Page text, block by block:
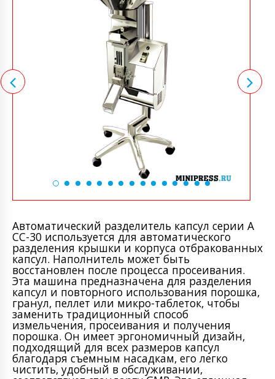
Автоматический разделитель капсул серии A
CC-30 используется для автоматического
разделения крышки и корпуса отбракованных
капсул. Наполнитель может быть
восстановлен после процесса просеивания.
Эта машина предназначена для разделения
капсул и повторного использования порошка,
гранул, пеллет или микро-таблеток, чтобы
заменить традиционный способ
измельчения, просеивания и получения
порошка. Он имеет эргономичный дизайн,
подходящий для всех размеров капсул
благодаря съемным насадкам, его легко
чистить, удобный в обслуживании,